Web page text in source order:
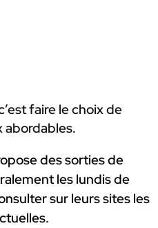
faire le choix de
abordables.
des sorties de
les lundis de
sur leurs sites les